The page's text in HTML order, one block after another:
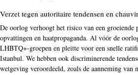
Verzet tegen autoritaire tendensen en
De oorlog verhoogt het risico van een groeiende
opvattingen en haatpropaganda. Al vóór de
LHBTQ+-groepen en pleitte voor een snelle
Istanbul. We hebben ook discriminerende
wetgeving veroordeeld, zoals de aanneming van